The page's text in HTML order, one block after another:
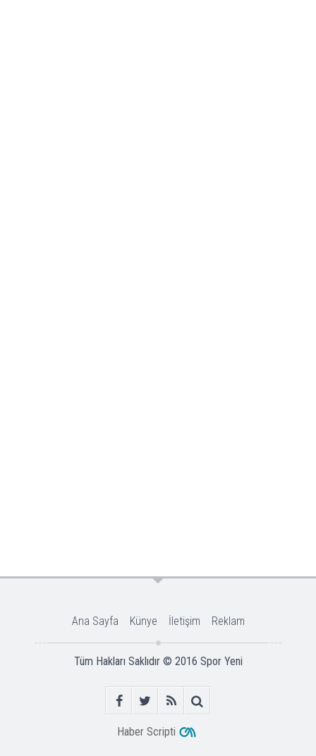
Ana Sayfa Künye İletişim Reklam
Tüm Hakları Saklıdır © 2016 Spor Yeni
Haber Scripti